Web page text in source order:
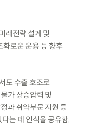
래전략 설계 및
화로운 운용 등 향후
도 수출 호조로
가 상승압력 및
과 취약부문 지원 등
는 데 인식을 공유함.